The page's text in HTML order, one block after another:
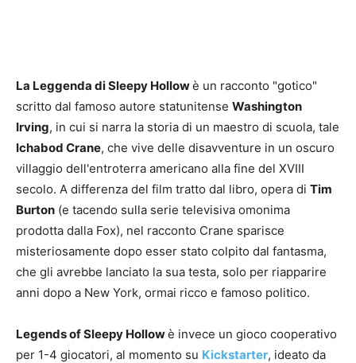
La Leggenda di Sleepy Hollowè un racconto "gotico"
scritto dal famoso autore statunitense Washington
Irving, in cui si narra la storia di un maestro di scuola, tale
Ichabod Crane, che vive delle disavventure in un oscuro
villaggio dell'entroterra americano alla fine del XVIII
secolo. A differenza del film tratto dal libro, opera di Tim
Burton (e tacendo sulla serie televisiva omonima
prodotta dalla Fox), nel racconto Crane sparisce
misteriosamente dopo esser stato colpito dal fantasma,
che gli avrebbe lanciato la sua testa, solo per riapparire
anni dopo a New York, ormai ricco e famoso politico.
Legends of Sleepy Hollowè invece un gioco cooperativo
per 1-4 giocatori, al momento su Kickstarter, ideato da